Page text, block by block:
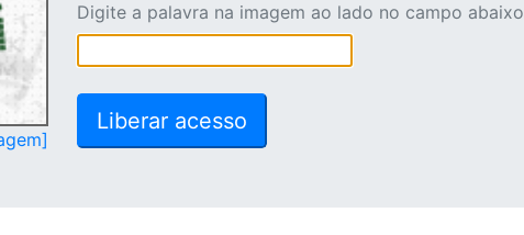
Digite a palavra na imagem ao lado no campo abaixo